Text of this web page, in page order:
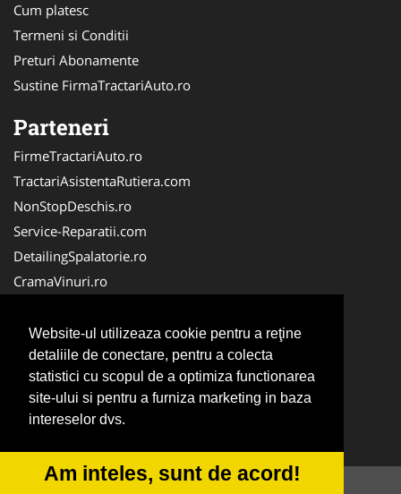
Website-ul utilizeaza cookie pentru a reţine
detaliile de conectare, pentru a colecta
statistici cu scopul de a optimiza functionarea
site-ului si pentru a furniza marketing in baza
intereselor dvs.
Am inteles, sunt de acord!
Cum platesc
Termeni si Conditii
Preturi Abonamente
Sustine FirmaTractariAuto.ro
Parteneri
FirmeTractariAuto.ro
TractariAsistentaRutiera.com
NonStopDeschis.ro
Service-Reparatii.com
DetailingSpalatorie.ro
CramaVinuri.ro
FirmaPieseAuto.ro
Anvelope-Sh.com
CentruInchirieri.ro
CuratareHota.com